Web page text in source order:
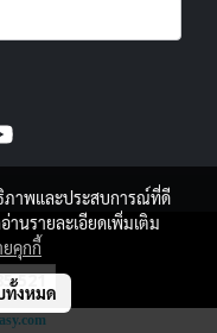
ภาพและประสบการณ์ที่ดี
านรายละเอียดเพิ่มเติม
คุกกี้
ทั้งหมด